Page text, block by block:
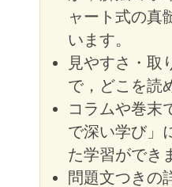
ャート式の真
います。
見やすさ・取
で，どこを読
コラムや巻末
で深い学び」
た学習ができ
問題文つきの